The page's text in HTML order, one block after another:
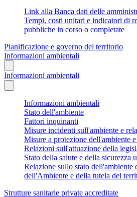
Link alla Banca dati delle
Tempi, costi unitari e indicatori di
pubbliche in corso o completate
Pianificazione e governo del territorio
Informazioni ambientali
Informazioni ambientali
Informazioni ambientali
Stato dell'ambiente
Fattori inquinanti
Misure incidenti sull'ambiente e
Misure a protezione dell'ambiente
Relazioni sull'attuazione della
Stato della salute e della sicurezza
Relazione sullo stato dell'ambiente
dell'Ambiente e della tutela del
Strutture sanitarie private accreditate